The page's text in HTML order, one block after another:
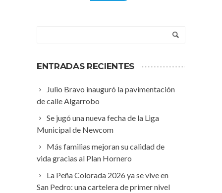
ENTRADAS RECIENTES
Julio Bravo inauguró la pavimentación
de calle Algarrobo
Se jugó una nueva fecha de la Liga
Municipal de Newcom
Más familias mejoran su calidad de
vida gracias al Plan Hornero
La Peña Colorada 2026 ya se vive en
San Pedro: una cartelera de primer nivel